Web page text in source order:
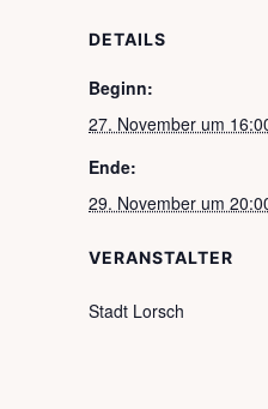
DETAILS
Beginn:
27. November um
Ende:
29. November um
VERANSTALTER
Stadt Lorsch